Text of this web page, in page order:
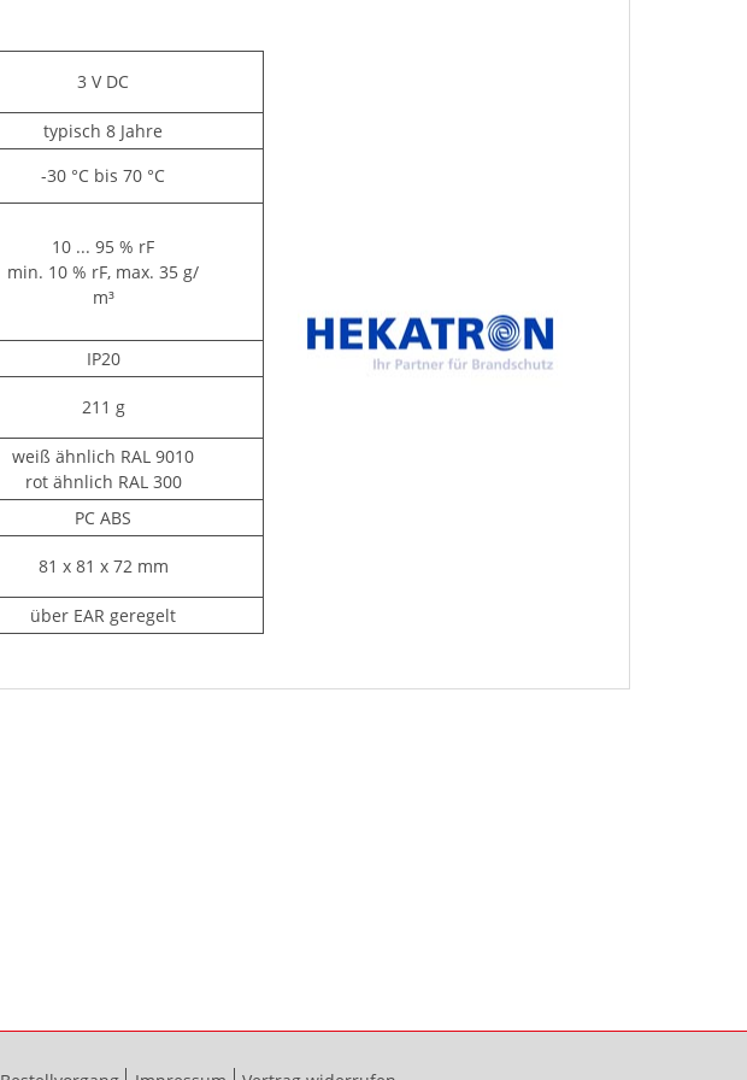
3 V DC
typisch 8 Jahre
-30 °C bis 70 °C
10 ... 95 % rF
min. 10 % rF, max. 35 g/
m³
IP20
211 g
weiß ähnlich RAL 9010
rot ähnlich RAL 300
PC ABS
81 x 81 x 72 mm
über EAR geregelt